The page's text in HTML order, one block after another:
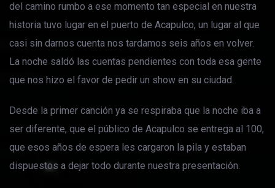
del camino rumbo a ese momento tan especial en nuestra
historia tuvo lugar en el puerto de Acapulco, un lugar al que
casi sin darnos cuenta nos tardamos seis años en volver.
La noche saldó las cuentas pendientes con toda esa gente
que nos hizo el favor de pedir un show en su ciudad.
Desde la primer canción ya se respiraba que la noche iba a
ser diferente, que el público de Acapulco se entrega al 100,
que esos años de espera les cargaron la pila y estaban
dispuestos a dejar todo durante nuestra presentación.